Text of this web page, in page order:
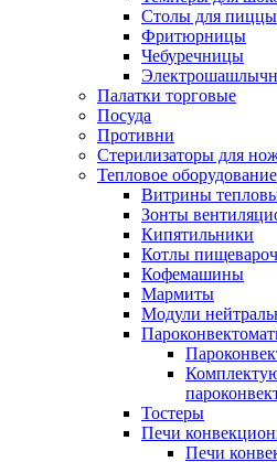
Столы для пиццы
Фритюрницы
Чебуречницы
Палатки торговые
Посуда
Противни
Стерилизаторы для
Тепловое оборудование
Витрины
Зонты
Кипятильники
Котлы
Кофемашины
Мармиты
Модули
Тостеры
Печи
Печи